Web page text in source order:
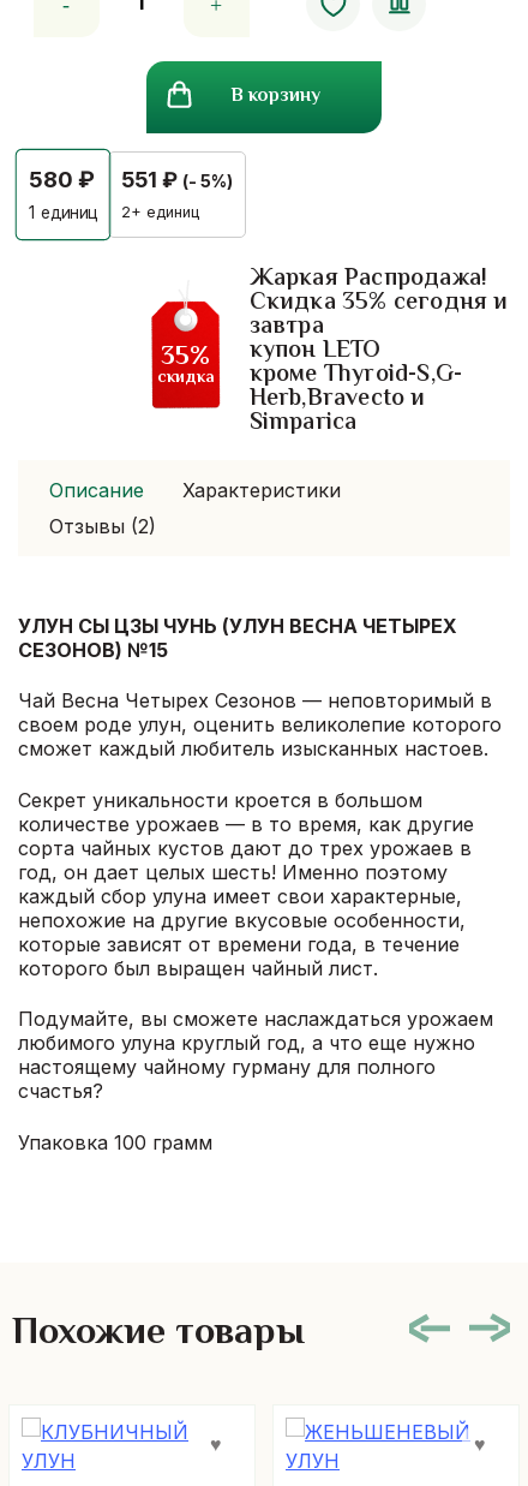
товара
(улун
весна
четырех
сезонов)
В корзину
580 ₽
1 единиц
551 ₽ (- 5%)
2+ единиц
Жаркая Распродажа!
Скидка 35% сегодня и
завтра
купон LETO
кроме Thyroid-S,G-
Herb,Bravecto и
Simparica
35%
скидка
Описание
Характеристики
Отзывы (2)
УЛУН СЫ ЦЗЫ ЧУНЬ (УЛУН ВЕСНА ЧЕТЫРЕХ
СЕЗОНОВ) №15
Чай Весна Четырех Сезонов — неповторимый в
своем роде улун, оценить великолепие которого
сможет каждый любитель изысканных настоев.
Секрет уникальности кроется в большом
количестве урожаев — в то время, как другие
сорта чайных кустов дают до трех урожаев в
год, он дает целых шесть! Именно поэтому
каждый сбор улуна имеет свои характерные,
непохожие на другие вкусовые особенности,
которые зависят от времени года, в течение
которого был выращен чайный лист.
Подумайте, вы сможете наслаждаться урожаем
любимого улуна круглый год, а что еще нужно
настоящему чайному гурману для полного
счастья?
Упаковка 100 грамм
Похожие товары